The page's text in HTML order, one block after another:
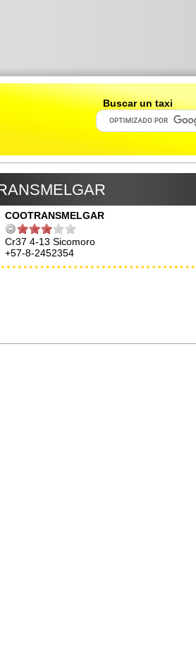
Buscar un taxi
COOTRANSMELGAR
Cr37 4-13 Sicomoro
+57-8-2452354